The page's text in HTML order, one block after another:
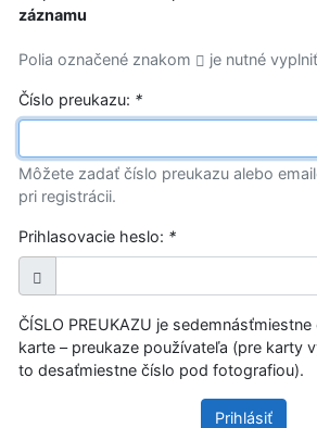
záznamu
Polia označené znakom je nutné
Číslo preukazu: *
Môžete zadať číslo preukazu alebo
pri registrácii.
Prihlasovacie heslo: *
ČÍSLO PREUKAZU je
karte – preukaze používateľa (pre karty
to desaťmiestne číslo pod fotografiou).
Prihlásiť